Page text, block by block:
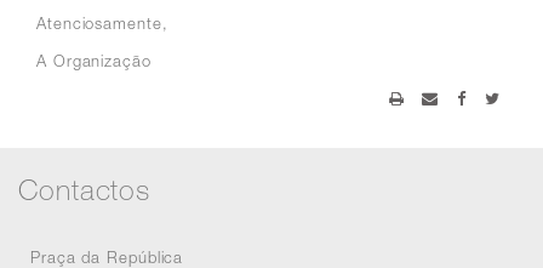
Atenciosamente,
A Organização
Contactos
Praça da República